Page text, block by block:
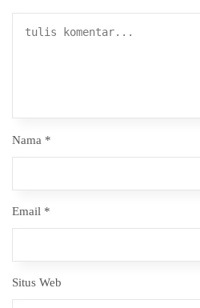
Nama *
Email *
Situs Web